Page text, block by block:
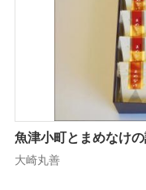
魚津小町とまめなけ
大崎丸善